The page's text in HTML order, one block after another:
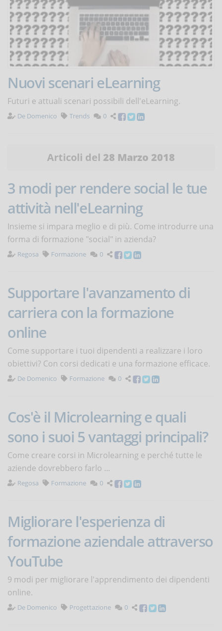
Nuovi scenari eLearning
Futuri e attuali scenari possibili dell'eLearning.
De Domenico Trends 0
Articoli del 28 Marzo 2018
3 modi per rendere social le tue
attività nell'eLearning
Insieme si impara meglio e di più. Come introdurre una
forma di formazione "social" in azienda?
Regosa Formazione 0
Supportare l'avanzamento di
carriera con la formazione
online
Come supportare i tuoi dipendenti a realizzare i loro
obiettivi? Con corsi dedicati e una formazione efficace.
De Domenico Formazione 0
Cos'è il Microlearning e quali
sono i suoi 5 vantaggi principali?
Come creare corsi in Microlearning e perché tutte le
aziende dovrebbero farlo ...
Regosa Formazione 0
Migliorare l'esperienza di
formazione aziendale attraverso
YouTube
9 modi per migliorare l'apprendimento dei dipendenti
online.
De Domenico Progettazione 0